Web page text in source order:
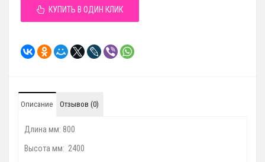
КУПИТЬ В ОДИН КЛИК
Описание Отзывов (0)
Длина мм: 800
Высота мм: 2400